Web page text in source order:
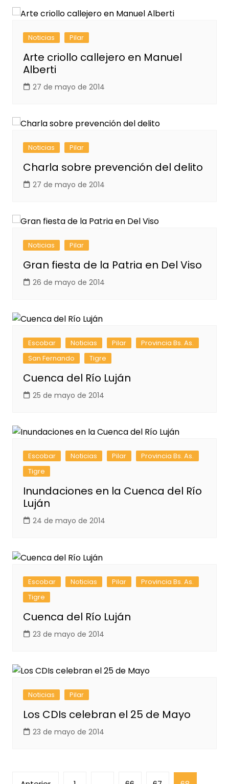
Noticias Pilar
Arte criollo callejero en Manuel
Alberti
27 de mayo de 2014
Noticias Pilar
Charla sobre prevención del delito
27 de mayo de 2014
Noticias Pilar
Gran fiesta de la Patria en Del Viso
26 de mayo de 2014
Escobar Noticias Pilar
Provincia Bs. As.
San Fernando
Tigre
Cuenca del Río Luján
25 de mayo de 2014
Escobar Noticias Pilar
Provincia Bs. As.
Tigre
Inundaciones en la Cuenca del Río
Luján
24 de mayo de 2014
Escobar Noticias Pilar
Provincia Bs. As.
Tigre
Cuenca del Río Luján
23 de mayo de 2014
Noticias Pilar
Los CDIs celebran el 25 de Mayo
23 de mayo de 2014
Paginación